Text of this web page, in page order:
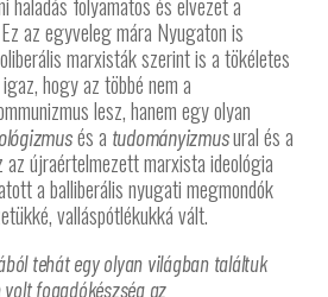
az egyveleg mára Nyugaton is
marxisták szerint is a tökéletes
hogy az többé nem a
lesz, hanem egy olyan
és a tudományizmusural és a
újraértelmezett marxista ideológia
a balliberális nyugati megmondók
valláspótlékukká vált.
tehát egy olyan világban találtuk
fogadókészség az